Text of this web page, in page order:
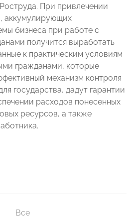
При привлечении
аккумулирующих
бизнеса при работе с
получится выработать
к практическим условиям
гражданами, которые
механизм контроля
государства, дадут гарантии
расходов понесенных
ресурсов, а также
Все